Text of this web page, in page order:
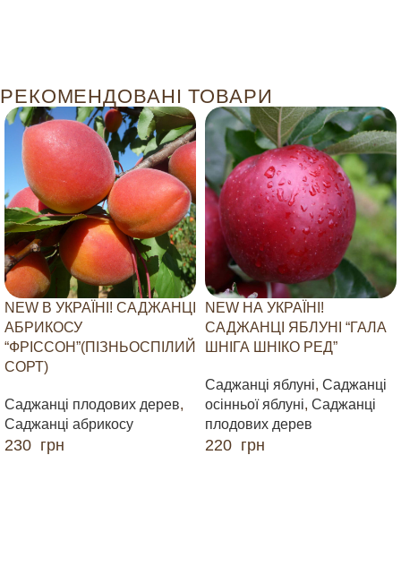
РЕКОМЕНДОВАНІ ТОВАРИ
NEW В УКРАЇНІ! САДЖАНЦІ
АБРИКОСУ
“ФРІССОН”(ПІЗНЬОСПІЛИЙ
СОРТ)
Саджанці плодових дерев,
Саджанці абрикосу
230 грн
NEW НА УКРАЇНІ!
САДЖАНЦІ ЯБЛУНІ “ГАЛА
ШНІГА ШНІКО РЕД”
Саджанці яблуні, Саджанці
осінньої яблуні, Саджанці
плодових дерев
220 грн